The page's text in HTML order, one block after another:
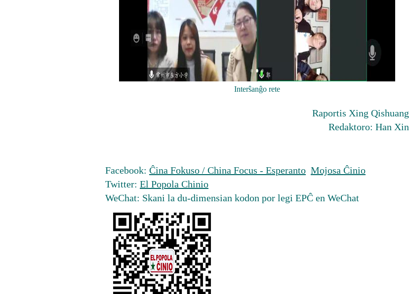
Interŝanĝo rete
Raportis Xing Qishuang
Redaktoro: Han Xin
Facebook: Ĉina Fokuso / China Focus - Esperanto Mojosa Ĉinio
Twitter: El Popola Chinio
WeChat: Skani la du-dimensian kodon por legi EPĈ en WeChat